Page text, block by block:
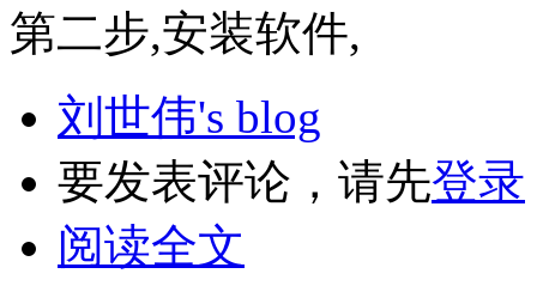
第二步,安装软件,
刘世伟's blog
要发表评论，请先登录
阅读全文